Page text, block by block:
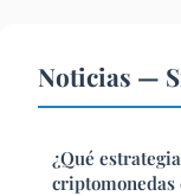
Noticias —
¿Qué
criptomonedas